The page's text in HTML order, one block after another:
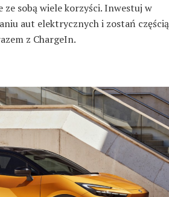
sobą wiele korzyści. Inwestuj w
aut elektrycznych i zostań częścią
z ChargeIn.